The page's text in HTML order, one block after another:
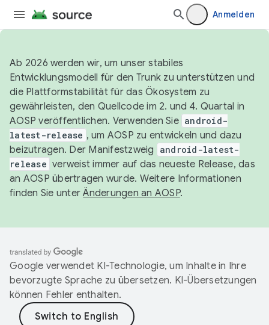
Anmelden
Ab 2026 werden wir, um unser stabiles
Entwicklungsmodell für den Trunk zu unterstützen und
die Plattformstabilität für das Ökosystem zu
gewährleisten, den Quellcode im 2. und 4. Quartal in
AOSP veröffentlichen. Verwenden Sie android-
latest-release , um AOSP zu entwickeln und dazu
beizutragen. Der Manifestzweig
android-latest-
release verweist immer auf das neueste Release, das
an AOSP übertragen wurde. Weitere Informationen
finden Sie unterÄnderungen an AOSP.
Google verwendet KI-Technologie, um Inhalte in Ihre
bevorzugte Sprache zu übersetzen. KI-Übersetzungen
können Fehler enthalten.